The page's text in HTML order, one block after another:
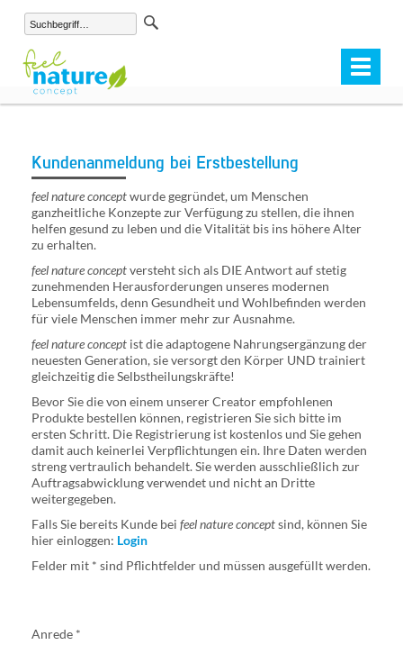
Toggle
Kundenanmeldung bei Erstbestellung
feel nature conceptwurde gegründet, um Menschen
ganzheitliche Konzepte zur Verfügung zu stellen, die ihnen
helfen gesund zu leben und die Vitalität bis ins höhere Alter
zu erhalten.
feel nature conceptversteht sich als DIE Antwort auf stetig
zunehmenden Herausforderungen unseres modernen
Lebensumfelds, denn Gesundheit und Wohlbefinden werden
für viele Menschen immer mehr zur Ausnahme.
feel nature concept ist die adaptogene Nahrungsergänzung der
neuesten Generation, sie versorgt den Körper UND trainiert
gleichzeitig die Selbstheilungskräfte!
Bevor Sie die von einem unserer Creator empfohlenen
Produkte bestellen können, registrieren Sie sich bitte im
ersten Schritt. Die Registrierung ist kostenlos und Sie gehen
damit auch keinerlei Verpflichtungen ein. Ihre Daten werden
streng vertraulich behandelt. Sie werden ausschließlich zur
Auftragsabwicklung verwendet und nicht an Dritte
weitergegeben.
Falls Sie bereits Kunde bei feel nature conceptsind, können Sie
hier einloggen: Login
Felder mit * sind Pflichtfelder und müssen ausgefüllt werden.
Anrede